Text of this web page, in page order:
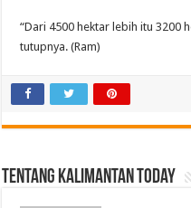
“Dari 4500 hektar lebih itu 3200
tutupnya. (Ram)
Tentang Kalimantan Today